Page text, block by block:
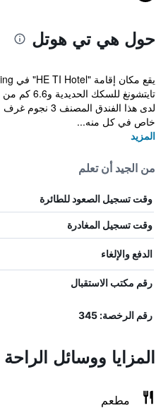
حول هي تي هوتل
لدى هذا الفندق
خاص في كل منه...
المزيد
من الجيد أن تعلم
وقت تسجيل الصعود للطائرة
وقت تسجيل المغادرة
الدفع والإلغاء
رقم مكتب الاستقبال
رقم الرخصة: 345
المزايا ووسائل
مطعم